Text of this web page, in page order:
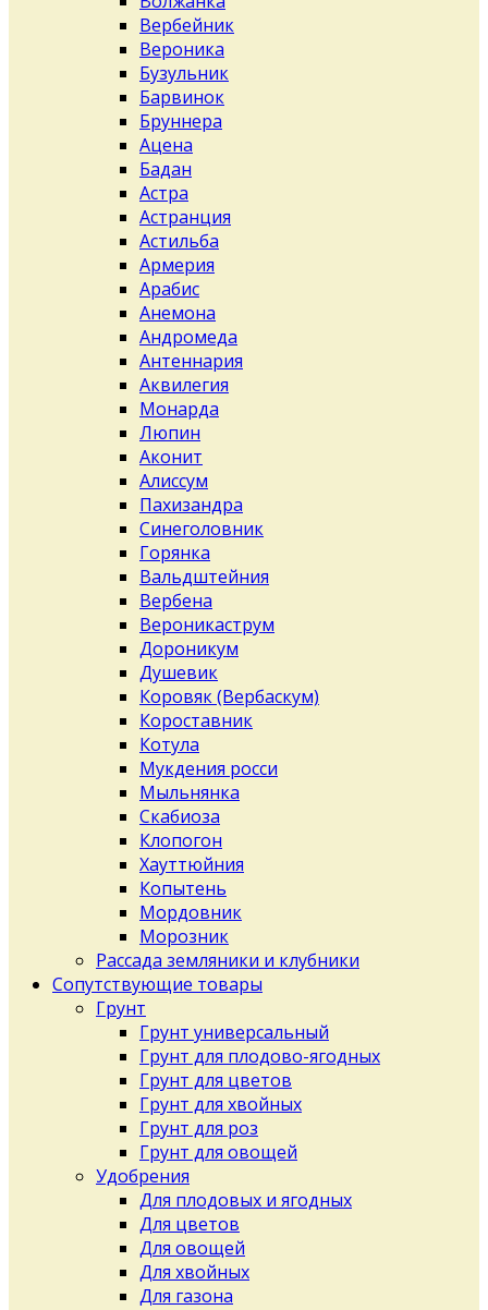
Вербейник
Вероника
Бузульник
Барвинок
Бруннера
Ацена
Бадан
Астра
Астранция
Астильба
Армерия
Арабис
Анемона
Андромеда
Антеннария
Аквилегия
Монарда
Люпин
Аконит
Алиссум
Пахизандра
Синеголовник
Горянка
Вальдштейния
Вербена
Вероникаструм
Дороникум
Душевик
Коровяк (Вербаскум)
Короставник
Котула
Мукдения росси
Мыльнянка
Скабиоза
Клопогон
Хауттюйния
Копытень
Мордовник
Морозник
Рассада земляники и клубники
Сопутствующие товары
Грунт
Грунт универсальный
Грунт для плодово-ягодных
Грунт для цветов
Грунт для хвойных
Грунт для роз
Грунт для овощей
Удобрения
Для плодовых и ягодных
Для цветов
Для овощей
Для хвойных
Для газона